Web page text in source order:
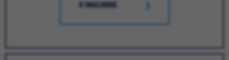
S'INSCRIRE